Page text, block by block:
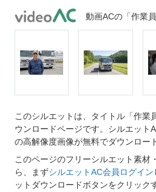
動画ACの「作業
このシルエットは、タイトル「作業
ウンロードページです。シルエット
の高解像度画像が無料でダウンロー
このページのフリーシルエット素材
ら、まずシルエットAC会員ログイン
ットダウンロードボタンをクリック